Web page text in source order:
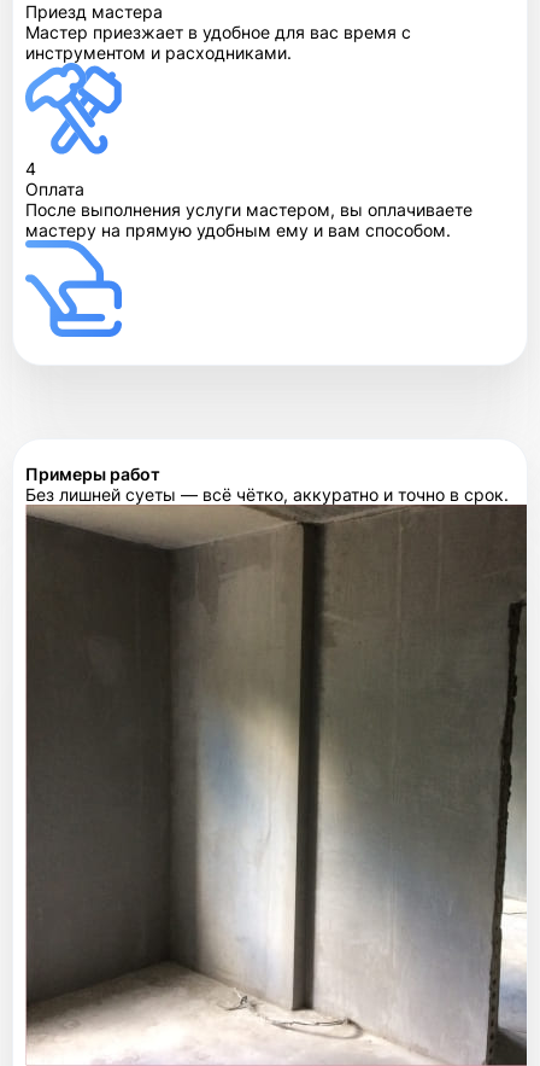
Приезд мастера
Мастер приезжает в удобное для вас время с
инструментом и расходниками.
4
Оплата
После выполнения услуги мастером, вы оплачиваете
мастеру на прямую удобным ему и вам способом.
Примеры работ
Без лишней суеты — всё чётко, аккуратно и точно в срок.